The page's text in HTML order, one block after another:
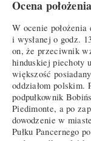
Ocena
W ocenie położenia
i wysłanej o godz.
on, że przeciwnik
hinduskiej piechoty
większość
oddziałom polskim.
podpułkownik
Piedimonte, a po
dowodzenie w
Pułku Pancernego